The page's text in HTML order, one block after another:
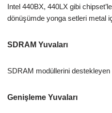
Intel 440BX, 440LX gibi
dönüşümde yonga setleri metal
SDRAM Yuvaları
SDRAM modüllerini
Genişleme Yuvaları